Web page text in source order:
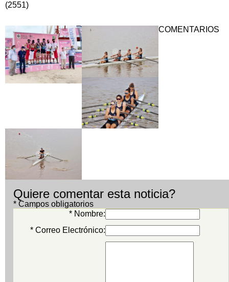
(2551)
COMENTARIOS
Quiere comentar esta noticia?
* Campos obligatorios
* Nombre:
* Correo Electrónico: